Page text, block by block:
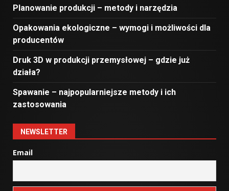
Planowanie produkcji – metody i narzędzia
Opakowania ekologiczne – wymogi i możliwości dla
producentów
Druk 3D w produkcji przemysłowej – gdzie już
działa?
Spawanie – najpopularniejsze metody i ich
zastosowania
NEWSLETTER
Email